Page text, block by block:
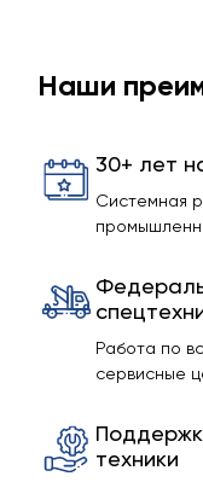
Наши
30+ лет
Системная
Работа по
сервисные
техники